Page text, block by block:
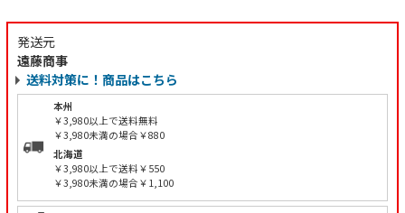
発送元
遠藤商事
送料対策に！商品はこちら
本州
￥3,980以上で送料無料
￥3,980未満の場合￥880
北海道
￥3,980以上で送料￥550
￥3,980未満の場合￥1,100